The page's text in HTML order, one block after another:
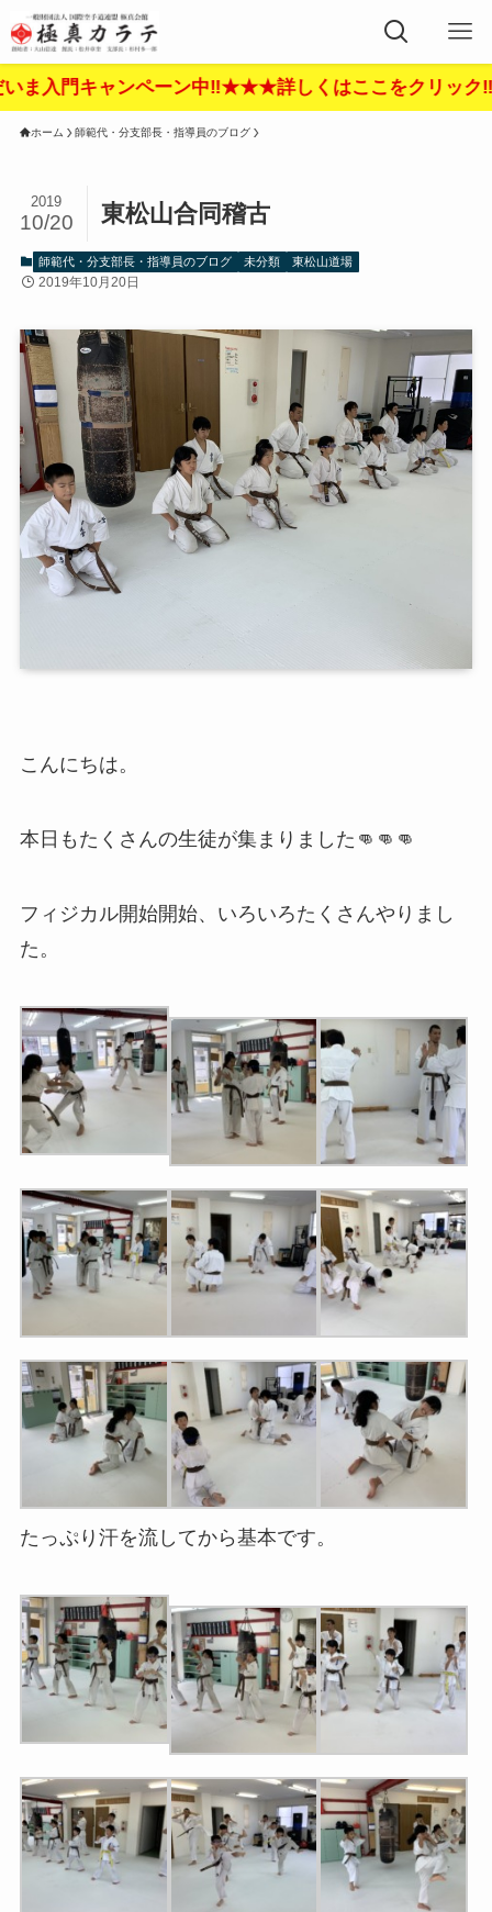
ャンペーン中‼︎★★★詳しくはここをクリック‼︎★★★
ホーム 師範代・分支部長・指導員のブログ
東松山合同稽古
2019
10/20
師範代・分支部長・指導員のブログ 未分類 東松山道場
2019年10月20日
こんにちは。
本日もたくさんの生徒が集まりました👊👊👊
フィジカル開始開始、いろいろたくさんやりまし
た。
たっぷり汗を流してから基本です。